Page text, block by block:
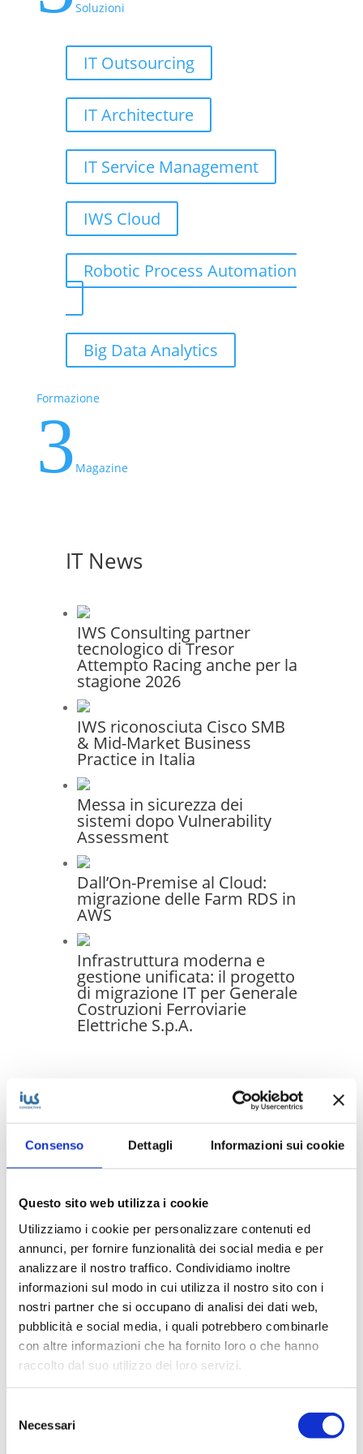
Consenso Dettagli Informazioni sui cookie
Questo sito web utilizza i cookie
Utilizziamo i cookie per personalizzare contenuti ed
annunci, per fornire funzionalità dei social media e per
analizzare il nostro traffico. Condividiamo inoltre
informazioni sul modo in cui utilizza il nostro sito con i
nostri partner che si occupano di analisi dei dati web,
pubblicità e social media, i quali potrebbero combinarle
con altre informazioni che ha fornito loro o che hanno
raccolto dal suo utilizzo dei loro servizi.
delNecessari
Soluzioni
IT Outsourcing
IT Architecture
IT Service Management
IWS Cloud
Robotic Process Automation
Big Data Analytics
Formazione
3 Magazine
IT News
IWS Consulting partner
tecnologico di Tresor
Attempto Racing anche per la
stagione 2026
IWS riconosciuta Cisco SMB
& Mid-Market Business
Practice in Italia
Messa in sicurezza dei
sistemi dopo Vulnerability
Assessment
Dall’On-Premise al Cloud:
migrazione delle Farm RDS in
AWS
Infrastruttura moderna e
gestione unificata: il progetto
di migrazione IT per Generale
Costruzioni Ferroviarie
Elettriche S.p.A.
Tresor Attempto Racing anche per la
MAGAZINE
Articoli